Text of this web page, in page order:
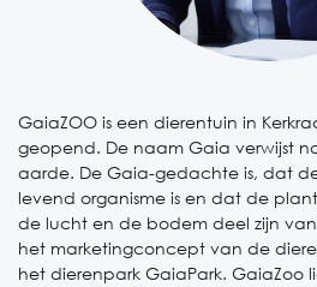
GaiaZOO is een dierentuin in
geopend. De naam Gaia verwijst
aarde. De Gaia-gedachte is, dat
levend organisme is en dat de
de lucht en de bodem deel zijn van
het marketingconcept van de
het dierenpark GaiaPark. GaiaZoo